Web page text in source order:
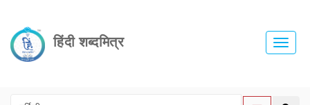
हिंदी शब्दमित्र